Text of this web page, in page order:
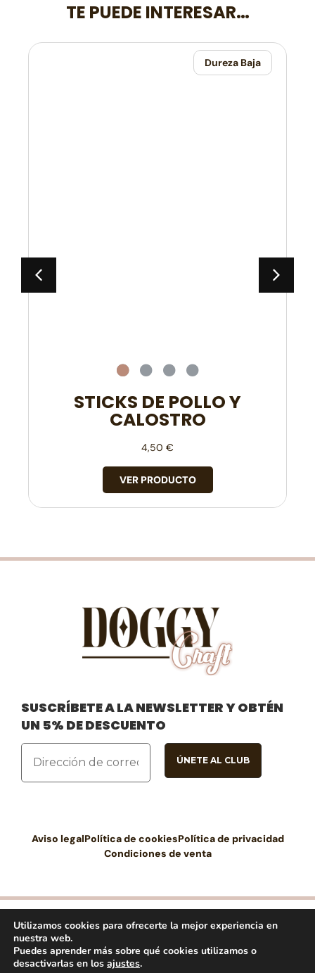
TE PUEDE INTERESAR…
Dureza Baja
STICKS DE POLLO Y
CALOSTRO
4,50 €
VER PRODUCTO
SUSCRÍBETE A LA NEWSLETTER Y OBTÉN
UN 5% DE DESCUENTO
Aviso legalPolítica de cookiesPolítica de privacidad
Condiciones de venta
Desarrollado porwww.hbstudio.es
Utilizamos cookies para ofrecerte la mejor experiencia en
nuestra web.
Puedes aprender más sobre qué cookies utilizamos o
desactivarlas en los ajustes.